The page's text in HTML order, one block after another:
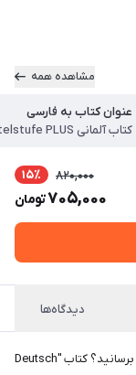
مشاهده همه
عنوان کتاب به فارسی
820,000 15٪
705,000تومان
دیدگاه‌ها
آیا می‌خواهید مهارت‌های زبانی خود را به سطح بالاتری برسانید؟ کتاب "Deutsch